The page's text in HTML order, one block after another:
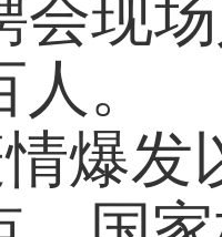
会现
人。
爆发